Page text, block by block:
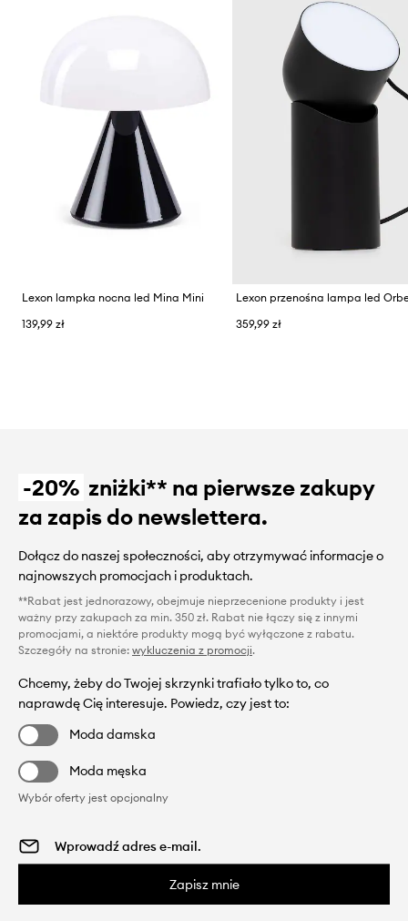
Lexon lampka nocna led Mina Mini
139,99 zł
Lexon przenośna lampa led
359,99 zł
-20% zniżki** na pierwsze zakupy
za zapis do newslettera.
Dołącz do naszej społeczności, aby otrzymywać informacje o
najnowszych promocjach i produktach.
**Rabat jest jednorazowy, obejmuje nieprzecenione produkty i jest
ważny przy zakupach za min. 350 zł. Rabat nie łączy się z innymi
promocjami, a niektóre produkty mogą być wyłączone z rabatu.
Szczegóły na stronie: wykluczenia z promocji.
Chcemy, żeby do Twojej skrzynki trafiało tylko to, co
naprawdę Cię interesuje. Powiedz, czy jest to:
Moda damska
Moda męska
Wybór oferty jest opcjonalny
Zapisz mnie